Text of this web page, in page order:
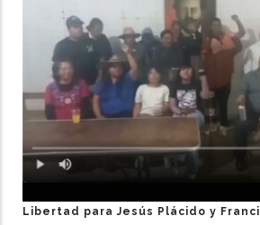
Libertad para Jesús Plácido y